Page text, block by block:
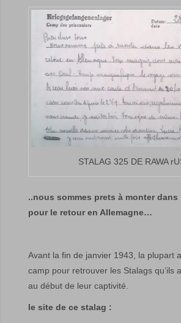
STALAG 325 DE RAWA
..nous sommes prets à monter dans
pour le retour en Allemagne…
Avant la fin de janvier 1943, la plupart
camp pour retrouver les Stalags qu’ils
au début de leur captivité.
le site de ce stalag :